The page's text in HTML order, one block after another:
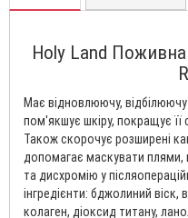
Holy Land
Має відновлюючу,
пом'якшує шкіру, покращує
Також скорочує розширені
допомагає маскувати плями,
та дисхромію у
інгредієнти: бджолиний віск,
колаген, діоксид титану,